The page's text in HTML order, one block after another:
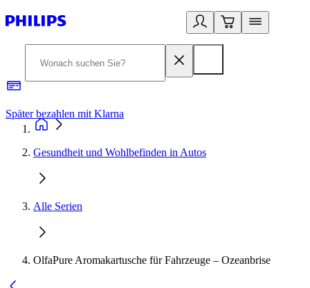
Später bezahlen mit Klarna
Gesundheit und Wohlbefinden in Autos
Alle Serien
OlfaPure Aromakartusche für Fahrzeuge – Ozeanbrise